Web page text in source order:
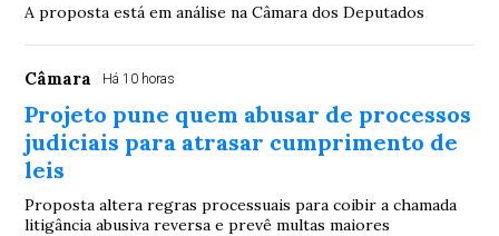
A proposta está em análise na Câmara dos Deputados
Câmara Há 10 horas
Projeto pune quem abusar de processos
judiciais para atrasar cumprimento de
leis
Proposta altera regras processuais para coibir a chamada
litigância abusiva reversa e prevê multas maiores